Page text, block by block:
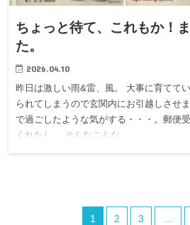
ちょっと待て、これもか！
た。
2026.04.10
昨日は激しい雨&雷、風。 大事に育てて
られてしまうので玄関内にお引越しさせ
で過ごしたような気がする・・・。郵便
くれたし。 そんなこんな…
1 2 3